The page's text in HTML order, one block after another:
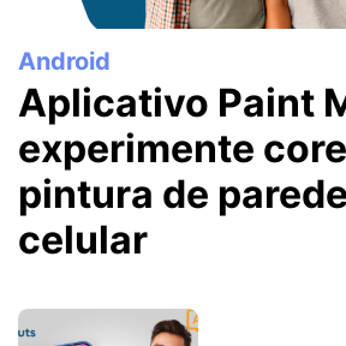
Android
Aplicativo Paint
experimente
pintura de
celular